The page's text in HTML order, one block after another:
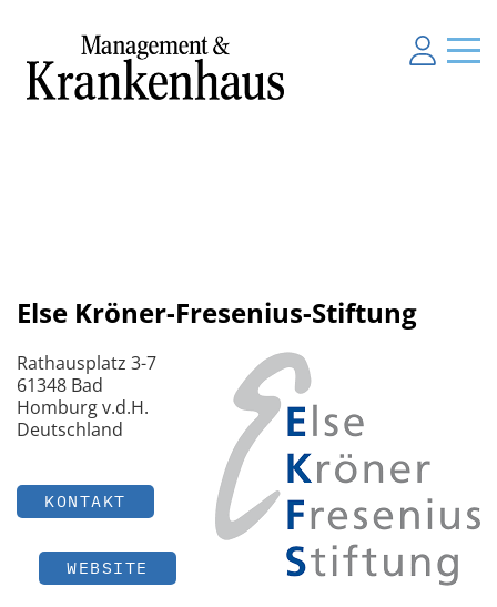
Else Kröner-Fresenius-Stiftung
Rathausplatz 3-7
61348 Bad
Homburg v.d.H.
Deutschland
KONTAKT
WEBSITE